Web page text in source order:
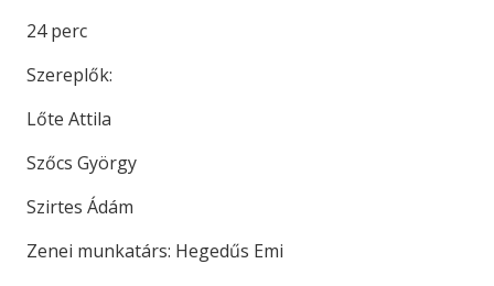
24 perc
Szereplők:
Lőte Attila
Szőcs György
Szirtes Ádám
Zenei munkatárs: Hegedűs Emi